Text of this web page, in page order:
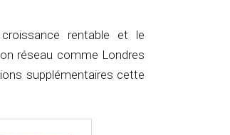
rentable et le
réseau comme Londres
supplémentaires cette